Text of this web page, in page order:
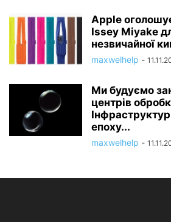
Apple
Issey Miyake
незвичайної
maxwelhelp -
Ми будуємо
центрів
епоху...
maxwelhelp -